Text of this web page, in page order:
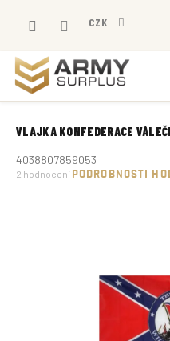
CZK
VLAJKA KONFEDERACE
4038807859053
Průměrné
2 hodnocení PODROBNOSTI